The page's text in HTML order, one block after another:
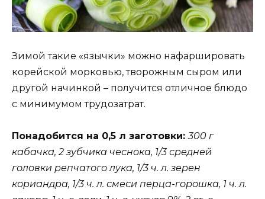
Зимой такие «язычки» можно нафаршировать
корейской морковью, творожным сыром или
другой начинкой – получится отличное блюдо
с минимумом трудозатрат.
Понадобится на 0,5 л заготовки:300 г
кабачка, 2 зубчика чеснока, 1/3 средней
головки репчатого лука, 1/3 ч. л. зерен
кориандра, 1/3 ч. л. смеси перца-горошка, 1 ч. л.